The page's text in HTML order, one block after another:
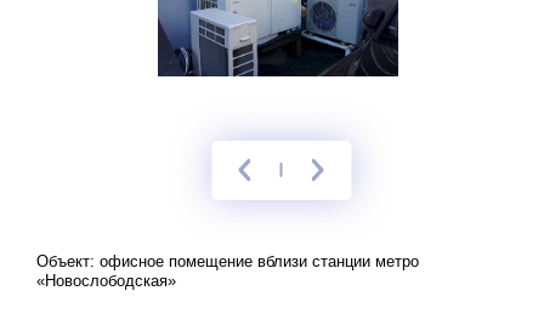
Объект: офисное помещение вблизи станции метро
«Новослободская»